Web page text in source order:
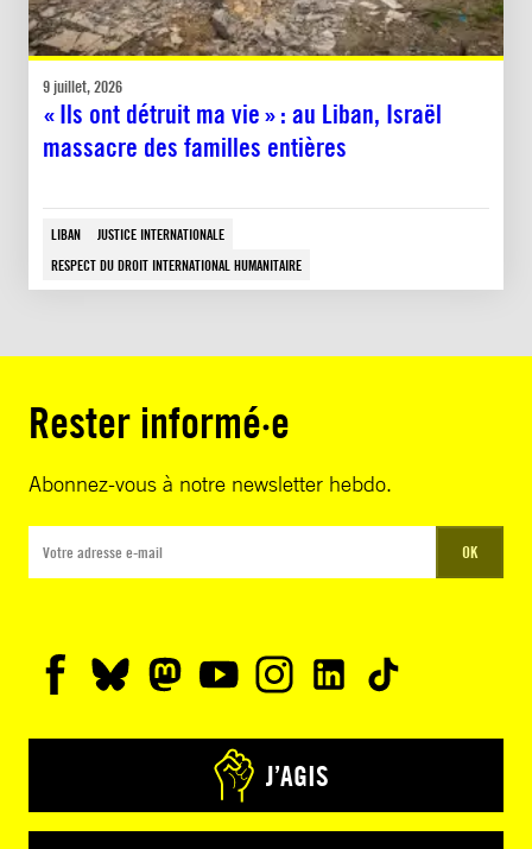
9 juillet, 2026
« Ils ont détruit ma vie » : au Liban, Israël
massacre des familles entières
LIBAN
JUSTICE INTERNATIONALE
RESPECT DU DROIT INTERNATIONAL HUMANITAIRE
Rester informé·e
Abonnez-vous à notre newsletter hebdo.
OK
J’AGIS